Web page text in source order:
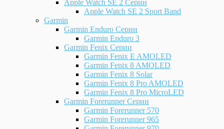
Apple Watch SE 2 Серии
Apple Watch SE 2 Sport Band
Garmin
Garmin Enduro Серии
Garmin Enduro 3
Garmin Fenix Серии
Garmin Fenix E AMOLED
Garmin Fenix 8 AMOLED
Garmin Fenix 8 Solar
Garmin Fenix 8 Pro AMOLED
Garmin Fenix 8 Pro MicroLED
Garmin Forerunner Серии
Garmin Forerunner 570
Garmin Forerunner 965